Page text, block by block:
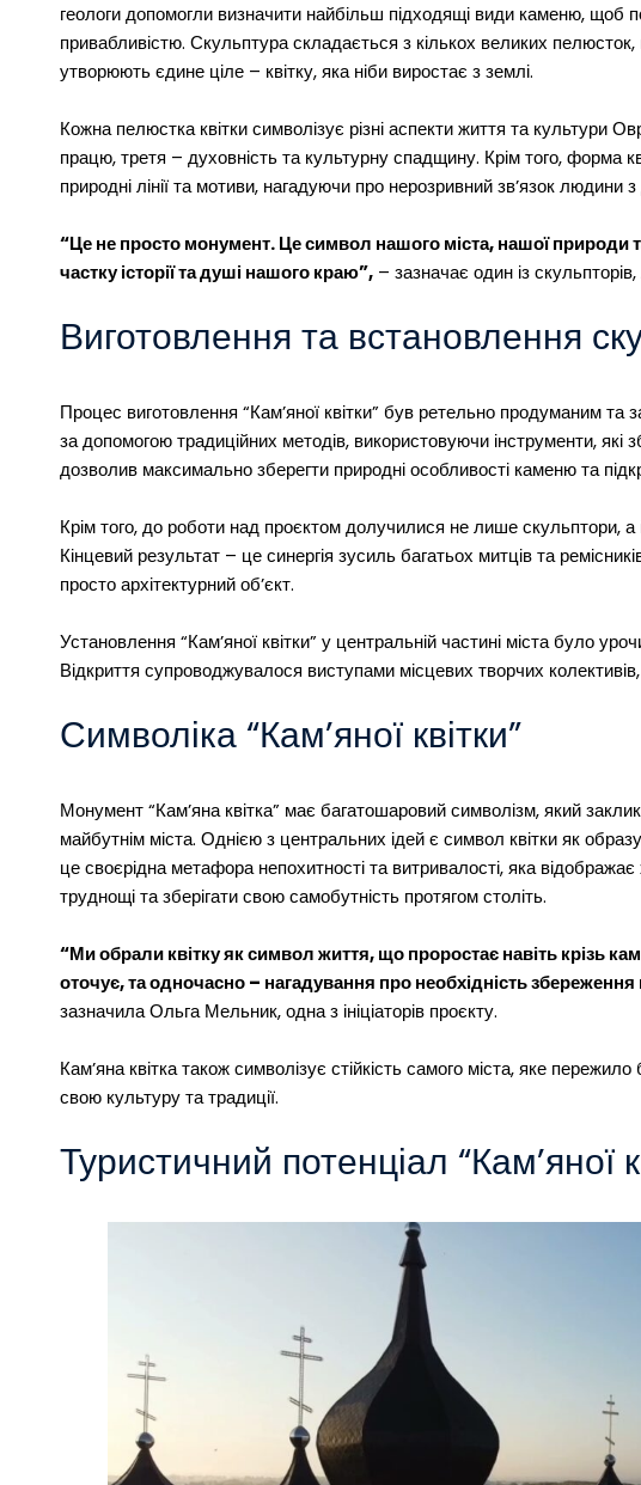
геологи допомогли визначити найбільш підходящі види каменю, щоб
привабливістю. Скульптура складається з кількох великих
утворюють єдине ціле – квітку, яка ніби виростає з землі.
Кожна пелюстка квітки символізує різні аспекти життя та
працю, третя – духовність та культурну спадщину. Крім того, форма
природні лінії та мотиви, нагадуючи про нерозривний зв’язок людини
“Це не просто монумент. Це символ нашого міста, нашої природи
частку історії та душі нашого краю”, – зазначає один із
Виготовлення та встановлення
Процес виготовлення “Кам’яної квітки” був ретельно продуманим та
за допомогою традиційних методів, використовуючи інструменти, які
дозволив максимально зберегти природні особливості каменю та
Крім того, до роботи над проєктом долучилися не лише скульптори, а
Кінцевий результат – це синергія зусиль багатьох митців та
просто архітектурний об’єкт.
Установлення “Кам’яної квітки” у центральній частині міста було
Відкриття супроводжувалося виступами місцевих творчих
Символіка “Кам’яної квітки”
Монумент “Кам’яна квітка” має багатошаровий символізм, який
майбутнім міста. Однією з центральних ідей є символ квітки як
це своєрідна метафора непохитності та витривалості, яка
труднощі та зберігати свою самобутність протягом століть.
“Ми обрали квітку як символ життя, що проростає навіть крізь
оточує, та одночасно – нагадування про необхідність
зазначила Ольга Мельник, одна з ініціаторів проєкту.
Кам’яна квітка також символізує стійкість самого міста, яке
свою культуру та традиції.
Туристичний потенціал “Кам’яної